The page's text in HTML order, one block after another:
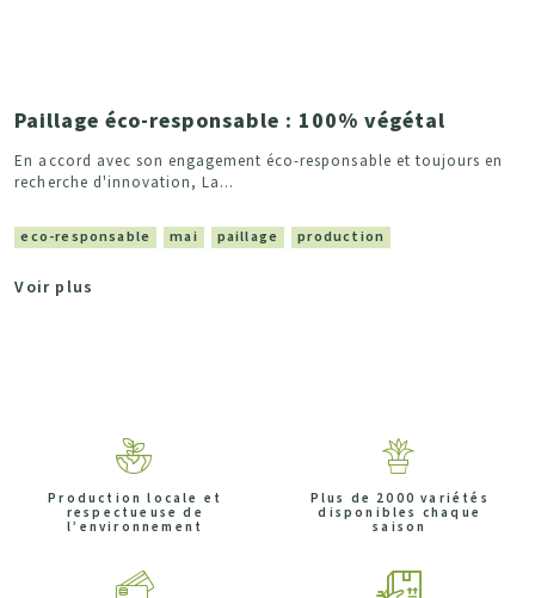
Paillage éco-responsable : 100% végétal
En accord avec son engagement éco-responsable et toujours en
recherche d'innovation, La...
eco-responsable mai paillage production
Voir plus
Production locale et
respectueuse de
l’environnement
Plus de 2000 variétés
disponibles chaque
saison